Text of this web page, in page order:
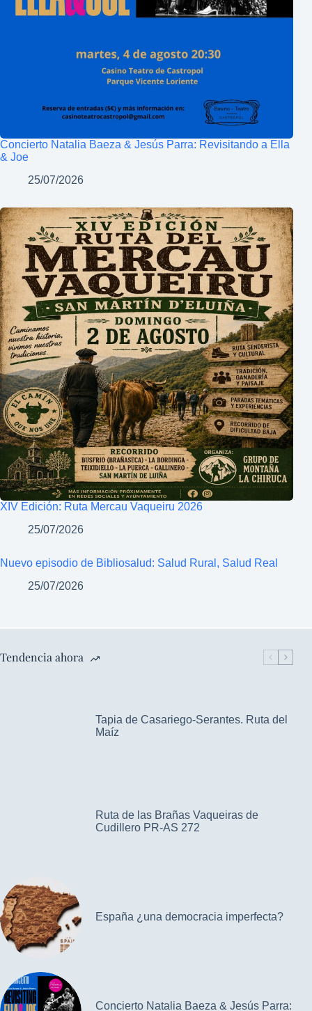
Concierto Natalia Baeza & Jesús Parra: Revisitando a Ella
& Joe
25/07/2026
XIV Edición: Ruta Mercau Vaqueiru 2026
25/07/2026
Nuevo episodio de Bibliosalud: Salud Rural, Salud Real
25/07/2026
Tendencia ahora
Tapia de Casariego-Serantes. Ruta del
Maíz
Ruta de las Brañas Vaqueiras de
Cudillero PR-AS 272
España ¿una democracia imperfecta?
Concierto Natalia Baeza & Jesús Parra: